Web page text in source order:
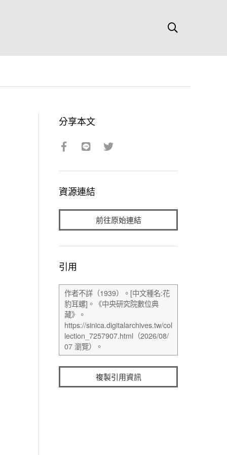
分享本文
資源連結
前往原始連結
引用
複製引用資訊